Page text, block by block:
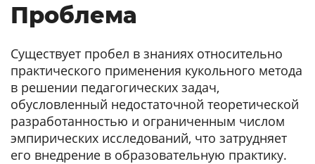
Проблема
Существует пробел в знаниях относительно
практического применения кукольного метода
в решении педагогических задач,
обусловленный недостаточной теоретической
разработанностью и ограниченным числом
эмпирических исследований, что затрудняет
его внедрение в образовательную практику.